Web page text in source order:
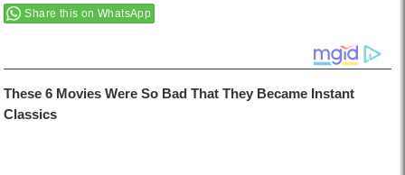
Share this on WhatsApp